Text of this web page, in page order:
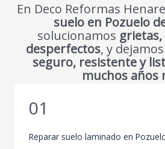
En Deco Reformas
suelo en Pozuelo
solucionamos grietas,
desperfectos, y
seguro, resistente y
muchos años
01
Reparar suelo laminado en